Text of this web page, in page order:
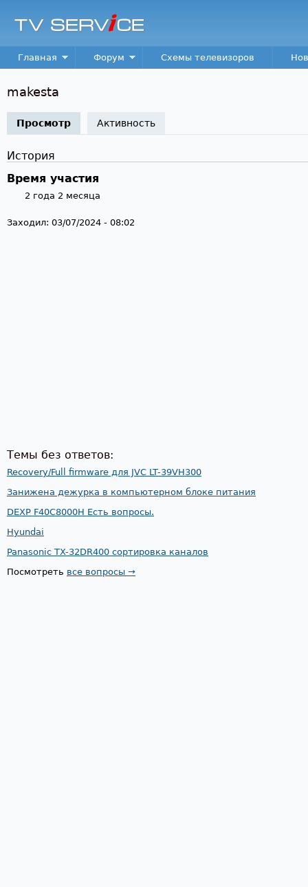
TV
Service
Main menu
Главная Форум Схемы телевизоров
makesta
Просмотр (активная вкладка)
Активность
История
Время участия
2 года 2 месяца
Заходил: 03/07/2024 - 08:02
Темы без ответов:
Recovery/Full firmware для JVC LT-39VH300
Занижена дежурка в компьютерном блоке питания
DEXP F40C8000H Есть вопросы.
Hyundai
Panasonic TX-32DR400 сортировка каналов
Посмотреть все вопросы →